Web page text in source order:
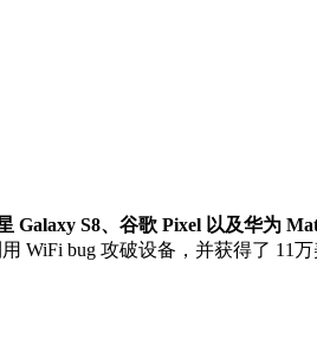
S8、谷歌 Pixel 以及华为
WiFi bug 攻破设备，并获得了 11万